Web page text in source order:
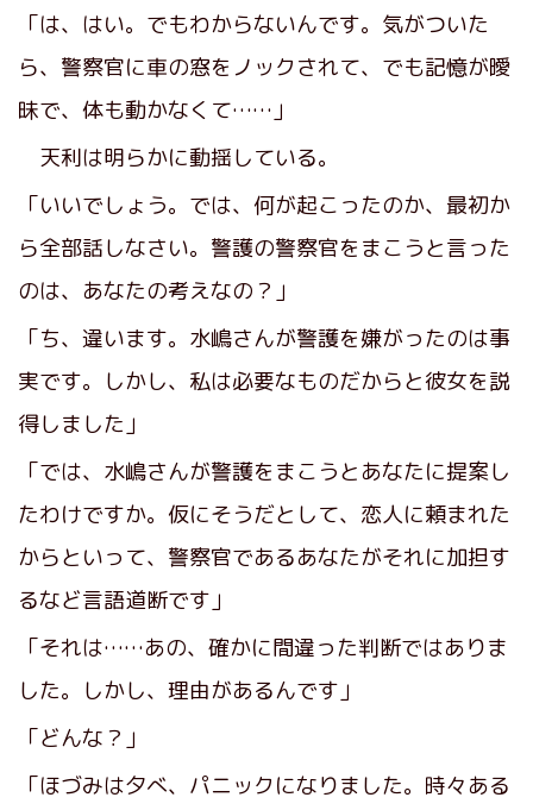
「は、はい。でもわからないんです。気がついた
ら、警察官に車の窓をノックされて、でも記憶が曖
昧で、体も動かなくて……」
天利は明らかに動揺している。
「いいでしょう。では、何が起こったのか、最初か
ら全部話しなさい。警護の警察官をまこうと言った
のは、あなたの考えなの？」
「ち、違います。水嶋さんが警護を嫌がったのは事
実です。しかし、私は必要なものだからと彼女を説
得しました」
「では、水嶋さんが警護をまこうとあなたに提案し
たわけですか。仮にそうだとして、恋人に頼まれた
からといって、警察官であるあなたがそれに加担す
るなど言語道断です」
「それは……あの、確かに間違った判断ではありま
した。しかし、理由があるんです」
「どんな？」
「ほづみは夕べ、パニックになりました。時々ある